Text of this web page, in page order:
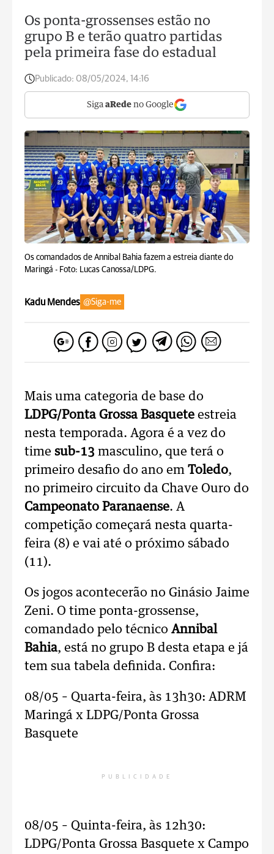
Os ponta-grossenses estão no
grupo B e terão quatro partidas
pela primeira fase do estadual
Publicado: 08/05/2024, 14:16
Siga aRede no Google
Os comandados de Annibal Bahia fazem a estreia diante do
Maringá - Foto: Lucas Canossa/LDPG.
Kadu Mendes @Siga-me
Mais uma categoria de base do
LDPG/Ponta Grossa Basquete estreia
nesta temporada. Agora é a vez do
time sub-13 masculino, que terá o
primeiro desafio do ano em Toledo,
no primeiro circuito da Chave Ouro do
Campeonato Paranaense. A
competição começará nesta quarta-
feira (8) e vai até o próximo sábado
(11).
Os jogos acontecerão no Ginásio Jaime
Zeni. O time ponta-grossense,
comandado pelo técnico Annibal
Bahia, está no grupo B desta etapa e já
tem sua tabela definida. Confira:
08/05 – Quarta-feira, às 13h30: ADRM
Maringá x LDPG/Ponta Grossa
Basquete
PUBLICIDADE
08/05 – Quinta-feira, às 12h30:
LDPG/Ponta Grossa Basquete x Campo